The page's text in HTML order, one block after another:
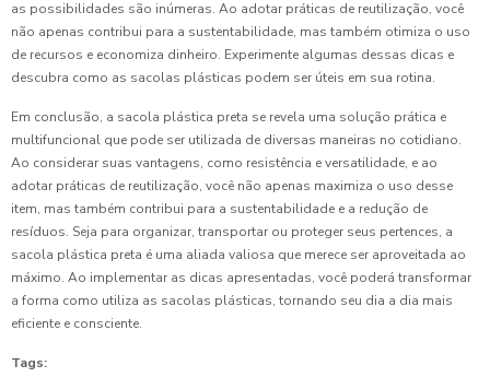
as possibilidades são inúmeras. Ao adotar práticas de reutilização, você
não apenas contribui para a sustentabilidade, mas também otimiza o uso
de recursos e economiza dinheiro. Experimente algumas dessas dicas e
descubra como as sacolas plásticas podem ser úteis em sua rotina.
Em conclusão, a sacola plástica preta se revela uma solução prática e
multifuncional que pode ser utilizada de diversas maneiras no cotidiano.
Ao considerar suas vantagens, como resistência e versatilidade, e ao
adotar práticas de reutilização, você não apenas maximiza o uso desse
item, mas também contribui para a sustentabilidade e a redução de
resíduos. Seja para organizar, transportar ou proteger seus pertences, a
sacola plástica preta é uma aliada valiosa que merece ser aproveitada ao
máximo. Ao implementar as dicas apresentadas, você poderá transformar
a forma como utiliza as sacolas plásticas, tornando seu dia a dia mais
eficiente e consciente.
Tags: